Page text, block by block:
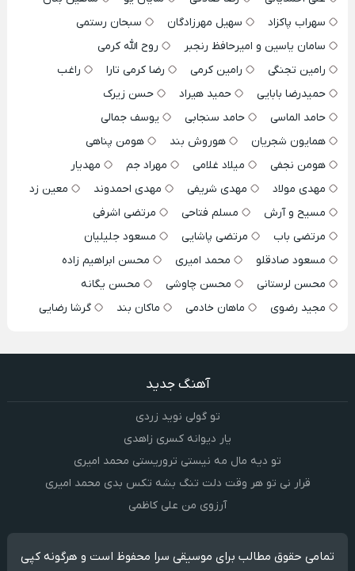
سهراب پاکزاد
سهیل مهرزادگان
سبحان رستمی
سامان یاسین و امیرحافظ رنجبر
روح الله کرمی
رامین تجنگی
رامین کرمی رضا کرمی تارا
راغب
حمیدرضا بابایی
حمید هیراد
حسن زیرک
حامد الماسی
حامد سنجابی
یوسف جمالی
همایون شجریان
هوروش بند
هومن پناهی
هومن نجفی
میلاد غلامی مهراد جم
مهدیار
مهدی مولاد
مهدی شریفی مهدی احمدوند
معین زد
مسیح و آرش
مسلم فتاحی
مرتضی اشرفی
مرتضی باب
مرتضی پاشایی
مسعود جلیلیان
مسعود صادقلو
محمد امیری
محسن ابراهیم زاده
محسن لرستانی
محسن چاوشی
محسن یگانه
مجید رضوی
ماهان خادمی ماکان بند گرشا رضایی
آهنگ جدید
تو گولی نوید زردی
یار دیوانه کسری زاهدی
تو دیه مال مه نیستی تروریستی محمد امیری
قرار نی تو هر وقت دلت تنگ بشه تکس بدی محمد امیری
آرزوی من علی کاظمی
تمامی حقوق مطالب برای موسیقی سرا محفوظ است و هرگونه کپی